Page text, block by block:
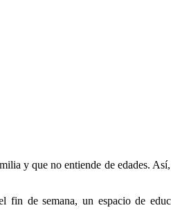
y que no entiende de edades.
de semana, un espacio de